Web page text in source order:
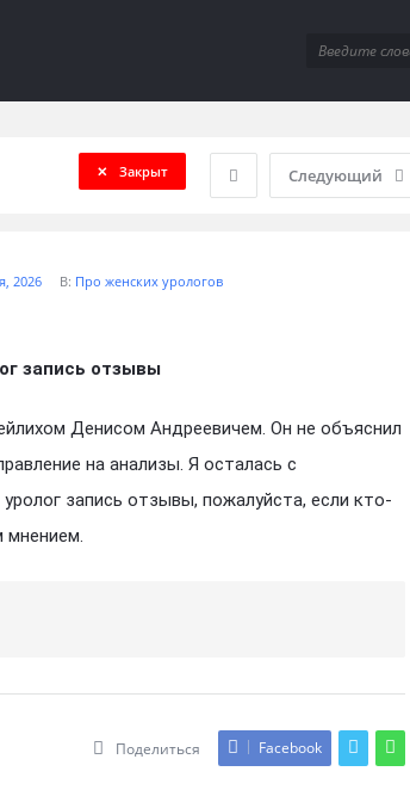
Следующий
Закрыт
2026 В: Про женских урологов
запись отзывы
Денисом Андреевичем. Он не объяснил
на анализы. Я осталась с
запись отзывы, пожалуйста, если кто-
мнением.
Поделиться Facebook